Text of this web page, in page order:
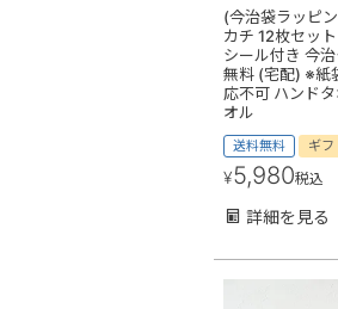
(今治袋ラッピ
カチ 12枚セッ
シール付き 今
無料 (宅配) ※紙
応不可 ハンド
オル
送料無料 ギフ
¥5,980税込
詳細を見る